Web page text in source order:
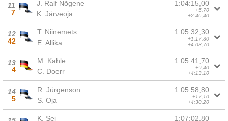
11
7
J. Ralf Nõgene
K. Järveoja
1:04:15,00
+5,70
+2:46,40
12
42
T. Niinemets
E. Allika
1:05:32,30
+1:17,30
+4:03,70
13
4
M. Kahle
C. Doerr
1:05:41,70
+9,40
+4:13,10
14
5
R. Jürgenson
S. Oja
1:05:58,80
+17,10
+4:30,20
K. Sei
1:07:02,80